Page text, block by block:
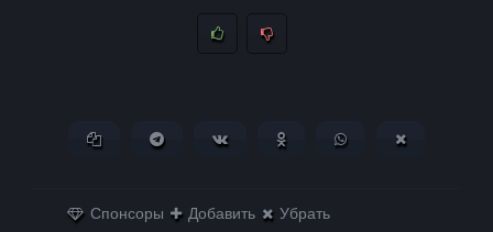
Копировать ссылкуПоделиться в Telegram
Поделиться ВКонтактеПоделиться в
Поделиться в
Спонсоры Добавить Убрать